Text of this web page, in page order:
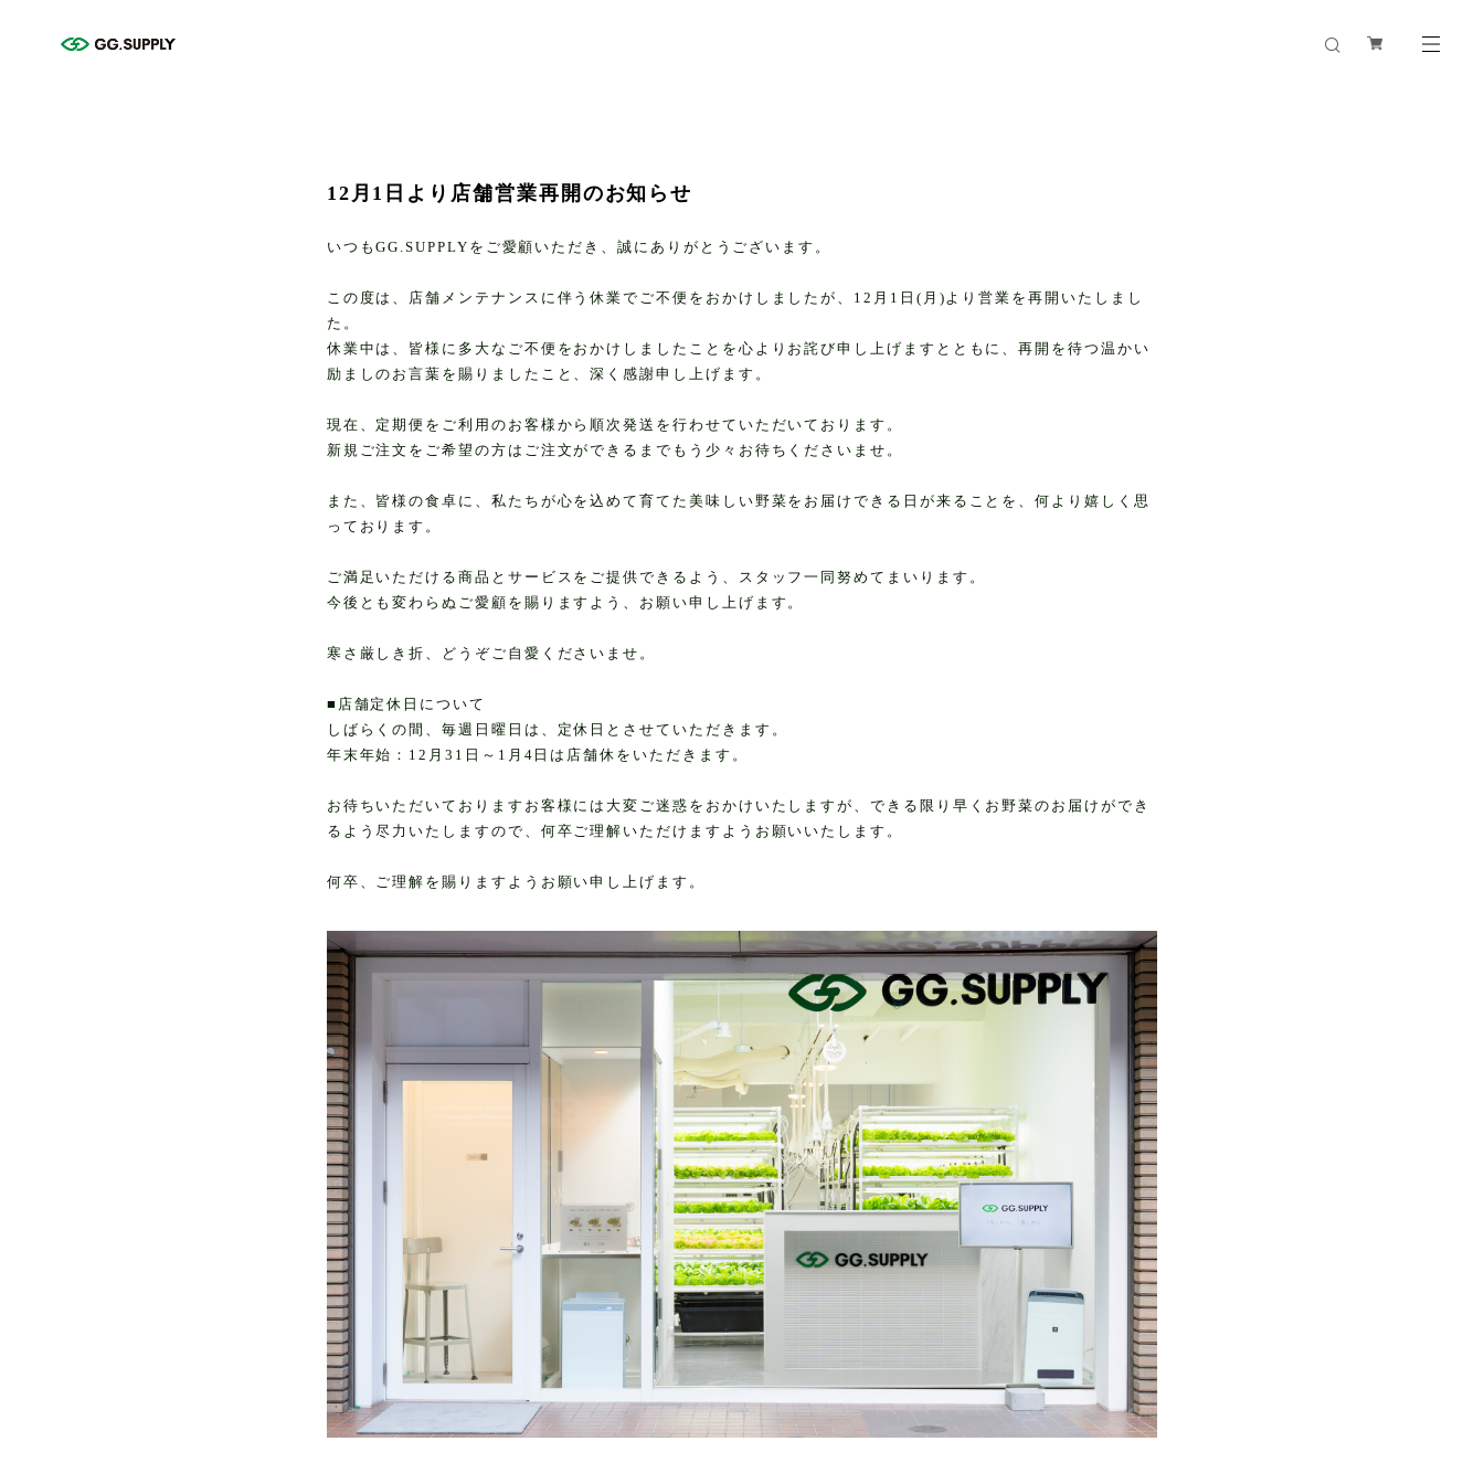
12月1日より店舗営業再開のお知らせ
いつもGG.SUPPLYをご愛顧いただき、誠にありがとうございます。
この度は、店舗メンテナンスに伴う休業でご不便をおかけしましたが、12月1日(月)より営業を再開いたしまし
た。
休業中は、皆様に多大なご不便をおかけしましたことを心よりお詫び申し上げますとともに、再開を待つ温かい
励ましのお言葉を賜りましたこと、深く感謝申し上げます。
現在、定期便をご利用のお客様から順次発送を行わせていただいております。
新規ご注文をご希望の方はご注文ができるまでもう少々お待ちくださいませ。
また、皆様の食卓に、私たちが心を込めて育てた美味しい野菜をお届けできる日が来ることを、何より嬉しく思
っております。
ご満足いただける商品とサービスをご提供できるよう、スタッフ一同努めてまいります。
今後とも変わらぬご愛顧を賜りますよう、お願い申し上げます。
寒さ厳しき折、どうぞご自愛くださいませ。
■店舗定休日について
しばらくの間、毎週日曜日は、定休日とさせていただきます。
年末年始：12月31日～1月4日は店舗休をいただきます。
お待ちいただいておりますお客様には大変ご迷惑をおかけいたしますが、できる限り早くお野菜のお届けができ
るよう尽力いたしますので、何卒ご理解いただけますようお願いいたします。
何卒、ご理解を賜りますようお願い申し上げます。